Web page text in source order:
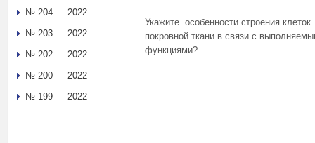
Укажите особенности строения клеток
покровной ткани в связи с
функциями?
№ 204 — 2022
№ 203 — 2022
№ 202 — 2022
№ 200 — 2022
№ 199 — 2022